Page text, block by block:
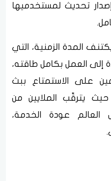
تحديث لمستخدميها
المدة الزمنية، التي
إلى العمل بكامل طاقته،
على الاستمتاع ببث
يترقّب الملايين من
عودة الخدمة،